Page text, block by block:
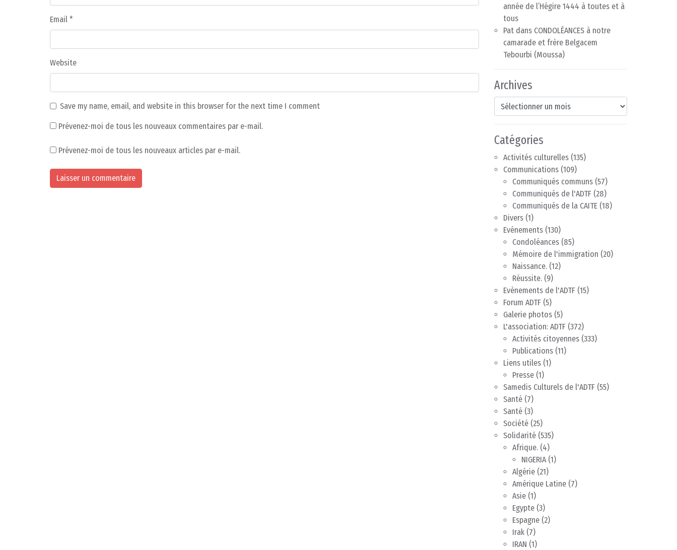
Email *
Website
Save my name, email, and website in this browser for the next time I comment
Prévenez-moi de tous les nouveaux commentaires par e-mail.
Prévenez-moi de tous les nouveaux articles par e-mail.
année de l’Hégire 1444 à toutes et à
tous
Pat dans CONDOLÉANCES à notre
camarade et frère Belgacem
Tebourbi (Moussa)
Archives
Archives
Catégories
Activités culturelles (135)
Communications (109)
Communiqués communs (57)
Communiqués de l'ADTF (28)
Communiqués de la CAITE (18)
Divers (1)
Evénements (130)
Condoléances (85)
Mémoire de l'immigration (20)
Naissance. (12)
Réussite. (9)
Evènements de l'ADTF (15)
Forum ADTF (5)
Galerie photos (5)
L'association: ADTF (372)
Activités citoyennes (333)
Publications (11)
Liens utiles (1)
Presse (1)
Samedis Culturels de l'ADTF (55)
Santé (7)
Santé (3)
Société (25)
Solidarité (535)
Afrique. (4)
NIGERIA(1)
Algérie (21)
Amérique Latine (7)
Asie (1)
Egypte (3)
Espagne (2)
Irak (7)
IRAN (1)